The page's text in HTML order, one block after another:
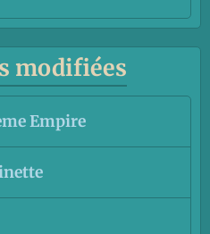
modifiées
Empire